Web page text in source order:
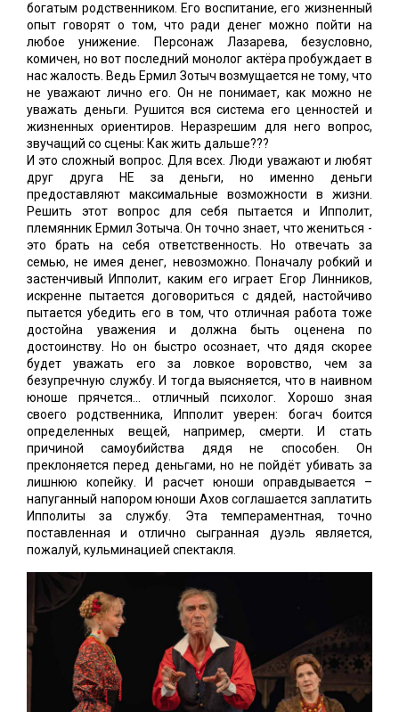
богатым родственником. Его воспитание, его жизненный
опыт говорят о том, что ради денег можно пойти на
любое унижение. Персонаж Лазарева, безусловно,
комичен, но вот последний монолог актёра пробуждает в
нас жалость. Ведь Ермил Зотыч возмущается не тому, что
не уважают лично его. Он не понимает, как можно не
уважать деньги. Рушится вся система его ценностей и
жизненных ориентиров. Неразрешим для него вопрос,
звучащий со сцены: Как жить дальше???
И это сложный вопрос. Для всех. Люди уважают и любят
друг друга НЕ за деньги, но именно деньги
предоставляют максимальные возможности в жизни.
Решить этот вопрос для себя пытается и Ипполит,
племянник Ермил Зотыча. Он точно знает, что жениться -
это брать на себя ответственность. Но отвечать за
семью, не имея денег, невозможно. Поначалу робкий и
застенчивый Ипполит, каким его играет Егор Линников,
искренне пытается договориться с дядей, настойчиво
пытается убедить его в том, что отличная работа тоже
достойна уважения и должна быть оценена по
достоинству. Но он быстро осознает, что дядя скорее
будет уважать его за ловкое воровство, чем за
безупречную службу. И тогда выясняется, что в наивном
юноше прячется... отличный психолог. Хорошо зная
своего родственника, Ипполит уверен: богач боится
определенных вещей, например, смерти. И стать
причиной самоубийства дядя не способен. Он
преклоняется перед деньгами, но не пойдёт убивать за
лишнюю копейку. И расчет юноши оправдывается –
напуганный напором юноши Ахов соглашается заплатить
Ипполиты за службу. Эта темпераментная, точно
поставленная и отлично сыгранная дуэль является,
пожалуй, кульминацией спектакля.